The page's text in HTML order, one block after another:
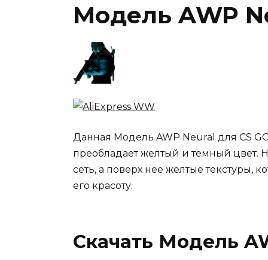
Модель AWP
Данная Модель AWP Neural для CS
преобладает желтый и темный цвет.
сеть, а поверх нее желтые
его красоту.
Скачать Модель